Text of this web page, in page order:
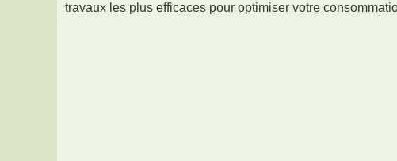
travaux les plus efficaces pour optimiser votre